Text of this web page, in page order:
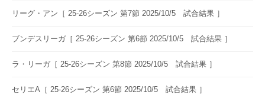
リーグ・アン［ 25-26シーズン 第7節 2025/10/5 試合結果 ］
ブンデスリーガ［ 25-26シーズン 第6節 2025/10/5 試合結果 ］
ラ・リーガ［ 25-26シーズン 第8節 2025/10/5 試合結果 ］
セリエA［ 25-26シーズン 第6節 2025/10/5 試合結果 ］